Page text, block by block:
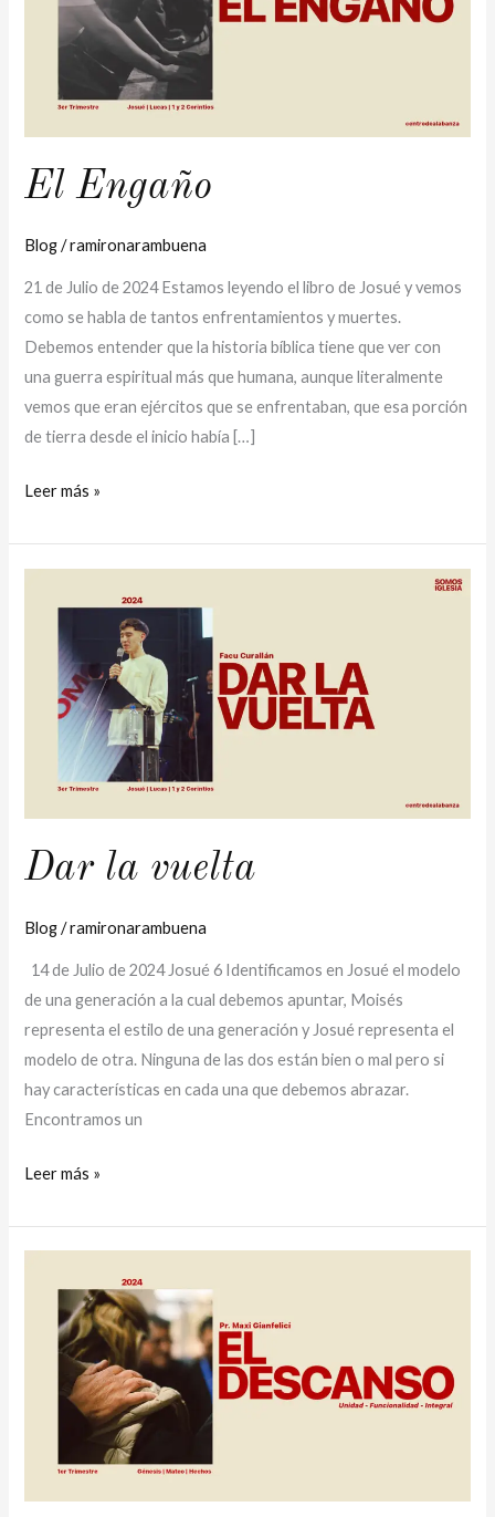
El Engaño
Blog/ramironarambuena
21 de Julio de 2024 Estamos leyendo el libro de Josué y vemos
como se habla de tantos enfrentamientos y muertes.
Debemos entender que la historia bíblica tiene que ver con
una guerra espiritual más que humana, aunque literalmente
vemos que eran ejércitos que se enfrentaban, que esa porción
de tierra desde el inicio había […]
Leer más »
Dar la vuelta
Blog/ramironarambuena
14 de Julio de 2024 Josué 6 Identificamos en Josué el modelo
de una generación a la cual debemos apuntar, Moisés
representa el estilo de una generación y Josué representa el
modelo de otra. Ninguna de las dos están bien o mal pero si
hay características en cada una que debemos abrazar.
Encontramos un
vuelta
Leer más »
descanso